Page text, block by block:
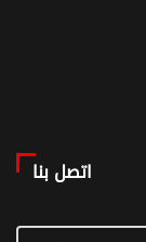
اتصل بنا